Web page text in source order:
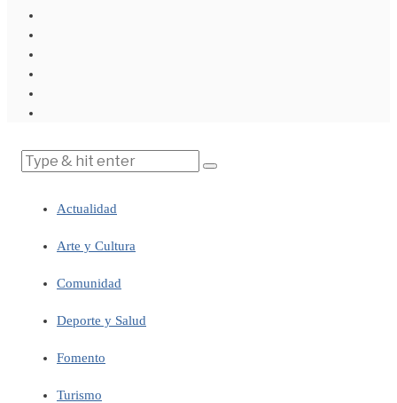
Actualidad
Arte y Cultura
Comunidad
Deporte y Salud
Fomento
Turismo